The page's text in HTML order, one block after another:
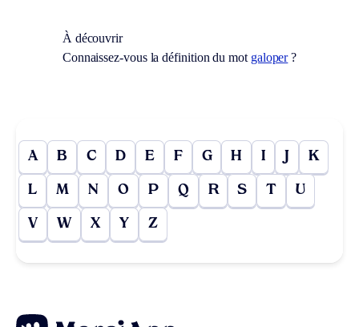
À découvrir
Connaissez-vous la définition du mot galoper?
A B C D E F G H I J K
L M N O P Q R S T U
V W X Y Z